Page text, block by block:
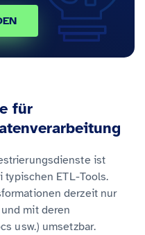
für
ist
ETL-Tools.
derzeit nur
mit deren
usw.) umsetzbar.